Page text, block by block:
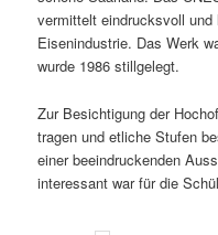
vermittelt eindrucksvoll
Eisenindustrie. Das Werk
wurde 1986 stillgelegt.
Zur Besichtigung der
tragen und etliche Stufen
einer beeindruckenden
interessant war für die